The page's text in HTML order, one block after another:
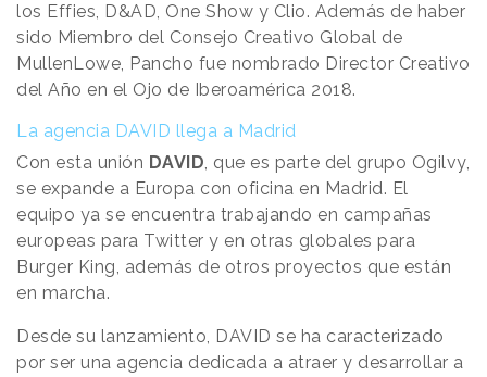
los Effies, D&AD, One Show y Clio. Además de haber
sido Miembro del Consejo Creativo Global de
MullenLowe, Pancho fue nombrado Director Creativo
del Año en el Ojo de Iberoamérica 2018.
La agencia DAVID llega a Madrid
Con esta unión DAVID, que es parte del grupo Ogilvy,
se expande a Europa con oficina en Madrid. El
equipo ya se encuentra trabajando en campañas
europeas para Twitter y en otras globales para
Burger King, además de otros proyectos que están
en marcha.
Desde su lanzamiento, DAVID se ha caracterizado
por ser una agencia dedicada a atraer y desarrollar a